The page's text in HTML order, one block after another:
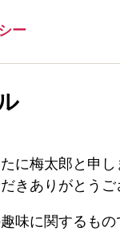
ー
に梅太郎と申し
きありがとうご
味に関するもの